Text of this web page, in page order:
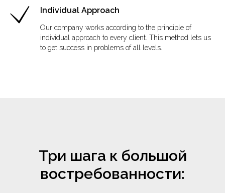
Individual Approach
Our company works according to the principle of
individual approach to every client. This method lets us
to get success in problems of all levels.
Три шага к большой
востребованности: